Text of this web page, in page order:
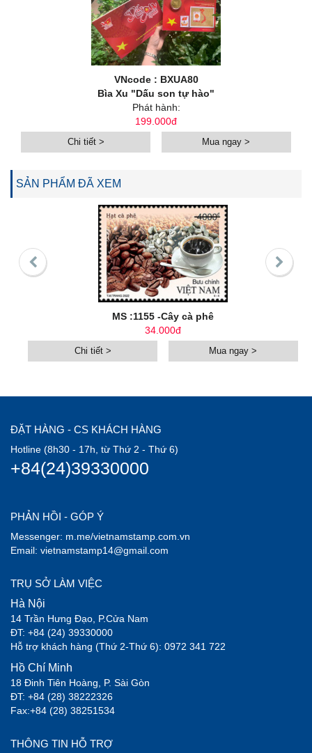
VNcode : BXUA80
Bìa Xu "Dấu son tự hào"
Phát hành:
199.000đ
Chi tiết > Mua ngay >
SẢN PHẨM ĐÃ XEM
MS :1155 -Cây cà phê
34.000đ
Chi tiết > Mua ngay >
ĐẶT HÀNG - CS KHÁCH HÀNG
Hotline (8h30 - 17h, từ Thứ 2 - Thứ 6)
+84(24)39330000
PHẢN HỒI - GÓP Ý
Messenger: m.me/vietnamstamp.com.vn
Email: vietnamstamp14@gmail.com
TRỤ SỞ LÀM VIỆC
Hà Nội
14 Trần Hưng Đạo, P.Cửa Nam
ĐT: +84 (24) 39330000
Hỗ trợ khách hàng (Thứ 2-Thứ 6): 0972 341 722
Hồ Chí Minh
18 Đinh Tiên Hoàng, P. Sài Gòn
ĐT: +84 (28) 38222326
Fax:+84 (28) 38251534
THÔNG TIN HỖ TRỢ